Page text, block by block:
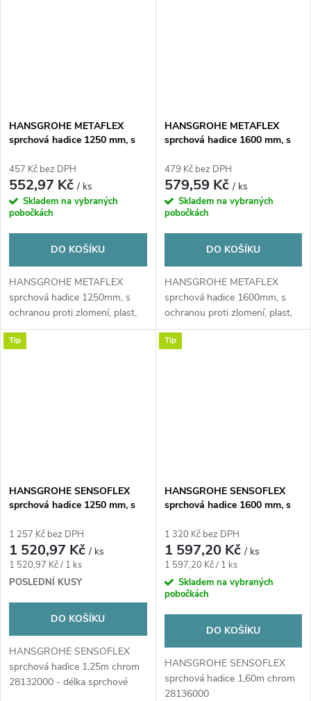
HANSGROHE METAFLEX
sprchová hadice 1250 mm, s
chrom
457 Kč bez DPH
552,97 Kč/ ks
Skladem na vybraných
pobočkách
DO KOŠÍKU
HANSGROHE METAFLEX
sprchová hadice 1250mm, s
ochranou proti zlomení, plast,
chrom
HANSGROHE METAFLEX
sprchová hadice 1600 mm, s
chrom
479 Kč bez DPH
579,59 Kč/ ks
Skladem na vybraných
pobočkách
DO KOŠÍKU
HANSGROHE METAFLEX
sprchová hadice 1600mm, s
ochranou proti zlomení, plast,
chrom
Tip
HANSGROHE SENSOFLEX
sprchová hadice 1250 mm, s
zlomení, kov, chrom
1 257 Kč bez DPH
1 520,97 Kč/ ks
Měrná
cena:
1 520,97 Kč / 1 ks
POSLEDNÍ KUSY
DO KOŠÍKU
HANSGROHE SENSOFLEX
sprchová hadice 1,25m chrom
28132000 - délka sprchové
Tip
HANSGROHE SENSOFLEX
sprchová hadice 1600 mm, s
zlomení, kov, chrom
1 320 Kč bez DPH
1 597,20 Kč/ ks
Měrná
cena:
1 597,20 Kč / 1 ks
Skladem na vybraných
pobočkách
DO KOŠÍKU
HANSGROHE SENSOFLEX
sprchová hadice 1,60m chrom
28136000